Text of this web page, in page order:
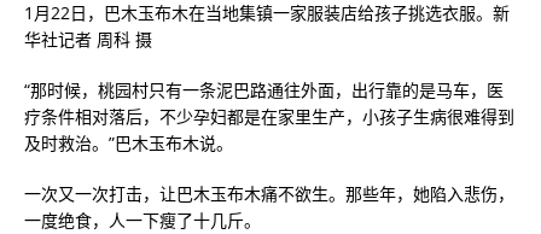
1月22日，巴木玉布木在当地集镇一家服装店给孩子挑选衣服。新
华社记者 周科 摄
“那时候，桃园村只有一条泥巴路通往外面，出行靠的是马车，医
疗条件相对落后，不少孕妇都是在家里生产，小孩子生病很难得到
及时救治。”巴木玉布木说。
一次又一次打击，让巴木玉布木痛不欲生。那些年，她陷入悲伤，
一度绝食，人一下瘦了十几斤。